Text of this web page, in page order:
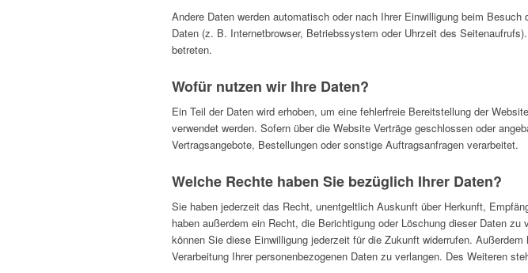
Andere Daten werden automatisch oder nach Ihrer Einwilligung beim
Daten (z. B. Internetbrowser, Betriebssystem oder Uhrzeit des
betreten.
Wofür nutzen wir Ihre Daten?
Ein Teil der Daten wird erhoben, um eine fehlerfreie Bereitstellung der
verwendet werden. Sofern über die Website Verträge geschlossen oder
Vertragsangebote, Bestellungen oder sonstige Auftragsanfragen verarbeitet.
Welche Rechte haben Sie bezüglich Ihrer Daten?
Sie haben jederzeit das Recht, unentgeltlich Auskunft über Herkunft,
haben außerdem ein Recht, die Berichtigung oder Löschung dieser Daten
können Sie diese Einwilligung jederzeit für die Zukunft widerrufen.
Verarbeitung Ihrer personenbezogenen Daten zu verlangen. Des Weiteren